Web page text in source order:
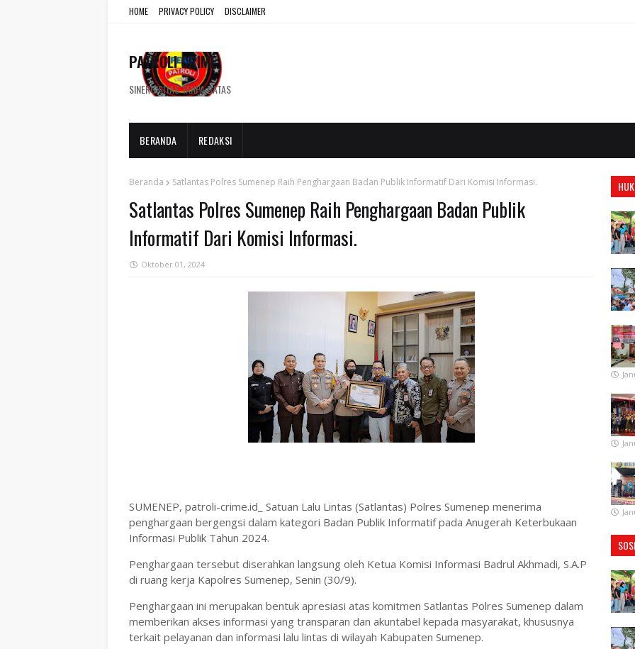
HOME PRIVACY POLICY DISCLAIMER
PATROLI CRIME
SINERGISITAS TANPA BATAS
BERANDA REDAKSI
Beranda Satlantas Polres Sumenep Raih Penghargaan Badan Publik Informatif Dari Komisi Informasi.
Satlantas Polres Sumenep Raih Penghargaan Badan Publik
Informatif Dari Komisi Informasi.
Oktober 01, 2024
SUMENEP, patroli-crime.id_ Satuan Lalu Lintas (Satlantas) Polres Sumenep menerima
penghargaan bergengsi dalam kategori Badan Publik Informatif pada Anugerah Keterbukaan
Informasi Publik Tahun 2024.
Penghargaan tersebut diserahkan langsung oleh Ketua Komisi Informasi Badrul Akhmadi, S.A.P
di ruang kerja Kapolres Sumenep, Senin (30/9).
Penghargaan ini merupakan bentuk apresiasi atas komitmen Satlantas Polres Sumenep dalam
memberikan akses informasi yang transparan dan akuntabel kepada masyarakat, khususnya
terkait pelayanan dan informasi lalu lintas di wilayah Kabupaten Sumenep.